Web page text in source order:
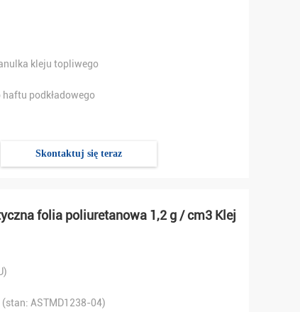
kleju topliwego
haftu podkładowego
Skontaktuj się teraz
folia poliuretanowa 1,2 g / cm3 Klej
ASTMD1238-04)